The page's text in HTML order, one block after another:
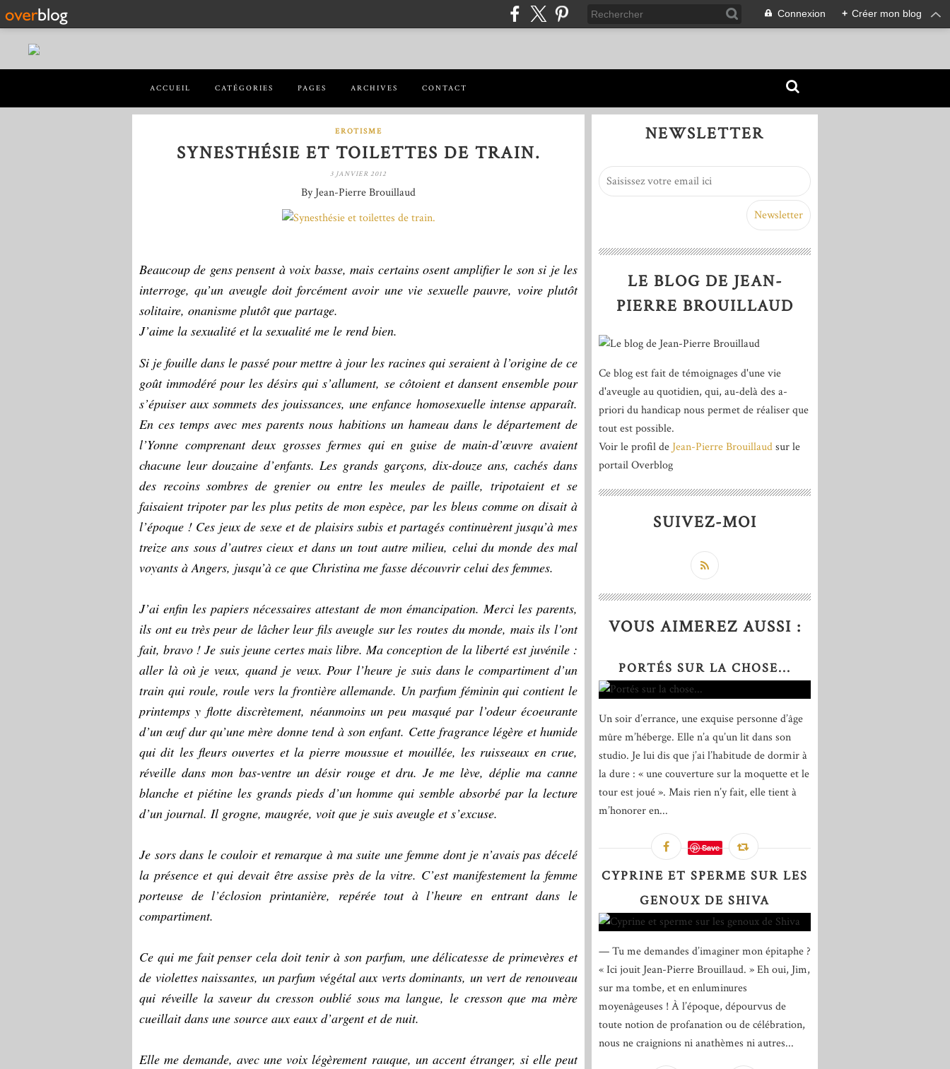
Connexion + Créer mon blog
ACCUEIL CATÉGORIES PAGES ARCHIVES CONTACT
EROTISME
SYNESTHÉSIE ET TOILETTES DE TRAIN.
3 JANVIER 2012
By Jean-Pierre Brouillaud
Beaucoup de gens pensent à voix basse, mais certains osent amplifier le son si je les
interroge, qu’un aveugle doit forcément avoir une vie sexuelle pauvre, voire plutôt
solitaire, onanisme plutôt que partage.
J’aime la sexualité et la sexualité me le rend bien.
Si je fouille dans le passé pour mettre à jour les racines qui seraient à l’origine de ce
goût immodéré pour les désirs qui s’allument, se côtoient et dansent ensemble pour
s’épuiser aux sommets des jouissances, une enfance homosexuelle intense apparaît.
En ces temps avec mes parents nous habitions un hameau dans le département de
l’Yonne comprenant deux grosses fermes qui en guise de main-d’œuvre avaient
chacune leur douzaine d’enfants. Les grands garçons, dix-douze ans, cachés dans
des recoins sombres de grenier ou entre les meules de paille, tripotaient et se
faisaient tripoter par les plus petits de mon espèce, par les bleus comme on disait à
l’époque ! Ces jeux de sexe et de plaisirs subis et partagés continuèrent jusqu’à mes
treize ans sous d’autres cieux et dans un tout autre milieu, celui du monde des mal
voyants à Angers, jusqu’à ce que Christina me fasse découvrir celui des femmes.
J’ai enfin les papiers nécessaires attestant de mon émancipation. Merci les parents,
ils ont eu très peur de lâcher leur fils aveugle sur les routes du monde, mais ils l’ont
fait, bravo ! Je suis jeune certes mais libre. Ma conception de la liberté est juvénile :
aller là où je veux, quand je veux. Pour l’heure je suis dans le compartiment d’un
train qui roule, roule vers la frontière allemande. Un parfum féminin qui contient le
printemps y flotte discrètement, néanmoins un peu masqué par l’odeur écoeurante
d’un œuf dur qu’une mère donne tend à son enfant. Cette fragrance légère et humide
qui dit les fleurs ouvertes et la pierre moussue et mouillée, les ruisseaux en crue,
réveille dans mon bas-ventre un désir rouge et dru. Je me lève, déplie ma canne
blanche et piétine les grands pieds d’un homme qui semble absorbé par la lecture
d’un journal. Il grogne, maugrée, voit que je suis aveugle et s’excuse.
Je sors dans le couloir et remarque à ma suite une femme dont je n’avais pas décelé
la présence et qui devait être assise près de la vitre. C’est manifestement la femme
porteuse de l’éclosion printanière, repérée tout à l’heure en entrant dans le
compartiment.
Ce qui me fait penser cela doit tenir à son parfum, une délicatesse de primevères et
de violettes naissantes, un parfum végétal aux verts dominants, un vert de renouveau
qui réveille la saveur du cresson oublié sous ma langue, le cresson que ma mère
cueillait dans une source aux eaux d’argent et de nuit.
Elle me demande, avec une voix légèrement rauque, un accent étranger, si elle peut
NEWSLETTER
LE BLOG DE JEAN-
PIERRE BROUILLAUD
Ce blog est fait de témoignages d'une vie
d'aveugle au quotidien, qui, au-delà des a-
priori du handicap nous permet de réaliser que
tout est possible.
Voir le profil de Jean-Pierre Brouillaudsur le
portail Overblog
SUIVEZ-MOI
VOUS AIMEREZ AUSSI :
PORTÉS SUR LA CHOSE...
Un soir d’errance, une exquise personne d’âge
mûre m’héberge. Elle n’a qu’un lit dans son
studio. Je lui dis que j’ai l’habitude de dormir à
la dure : « une couverture sur la moquette et le
tour est joué ». Mais rien n’y fait, elle tient à
m’honorer en...
Save
CYPRINE ET SPERME SUR LES
GENOUX DE SHIVA
— Tu me demandes d’imaginer mon épitaphe ?
« Ici jouit Jean-Pierre Brouillaud. » Eh oui, Jim,
sur ma tombe, et en enluminures
moyenâgeuses ! À l’époque, dépourvus de
toute notion de profanation ou de célébration,
nous ne craignions ni anathèmes ni autres...